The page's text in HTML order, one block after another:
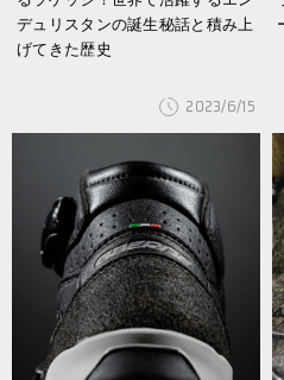
デュリスタンの誕生秘話と積み上
げてきた歴史
2023/6/15